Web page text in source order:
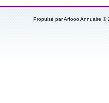
Propulsé par Arfooo